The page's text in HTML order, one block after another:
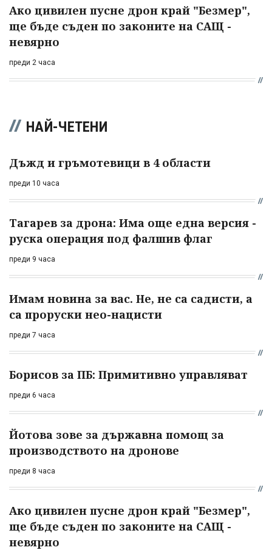
Ако цивилен пусне дрон край "Безмер",
ще бъде съден по законите на САЩ -
невярно
преди 2 часа
НАЙ-ЧЕТЕНИ
Дъжд и гръмотевици в 4 области
преди 10 часа
Тагарев за дрона: Има още една версия -
руска операция под фалшив флаг
преди 9 часа
Имам новина за вас. Не, не са садисти, а
са проруски нео-нацисти
преди 7 часа
Борисов за ПБ: Примитивно управляват
преди 6 часа
Йотова зове за държавна помощ за
производството на дронове
преди 8 часа
Ако цивилен пусне дрон край "Безмер",
ще бъде съден по законите на САЩ -
невярно